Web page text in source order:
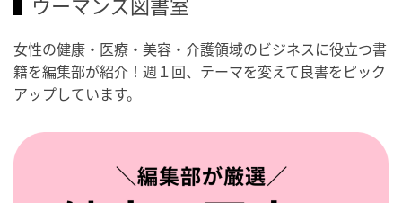
女性の健康・医療・美容・介護領域のビジネスに役立つ書
籍を編集部が紹介！週１回、テーマを変えて良書をピック
アップしています。